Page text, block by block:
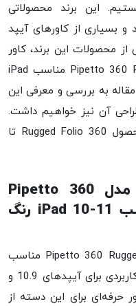
این برند محصولاتی
و بسیاری از کاورهای آیپد
محصولات این برند، کاور
آیپد پیپتو مدل Pipetto 360 Rugged Folio Case مناسب iPad
مقاله به بررسی و معرفی این
آن نیز خواهیم داشت.
برای کسب اطلاعات بیشتر درباره محصول 360 Rugged Folio تا
معرفی کاور آیپد پیپتو مدل Pipetto 360
Rugged Folio Case مناسب iPad 10-11 رنگ
کاور آیپد پیپتو مدل Pipetto 360 Rugged Folio Case مناسب
iPad 10-11 رنگ آبی تیره یک کاور کاربردی برای آیپدهای 10.9 و
حرفه‌ای برای این دسته از